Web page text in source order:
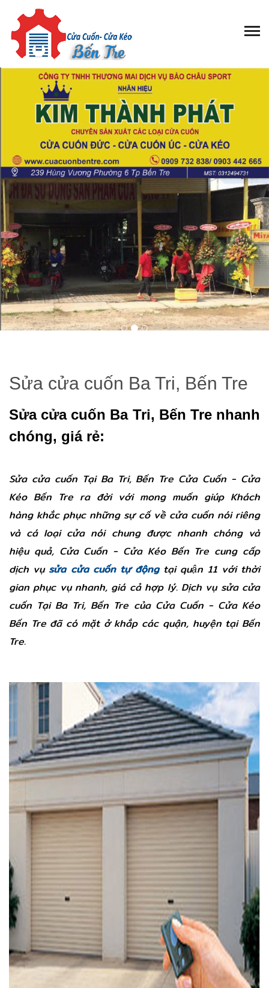
Sửa cửa cuốn Ba Tri, Bến Tre
Sửa cửa cuốn Ba Tri, Bến Tre nhanh
chóng, giá rẻ:
Sửa cửa cuốn Tại Ba Tri, Bến Tre Cửa Cuốn - Cửa
Kéo Bến Tre ra đời với mong muốn giúp Khách
hàng khắc phục những sự cố về cửa cuốn nói riêng
và cá loại cửa nói chung được nhanh chóng và
hiệu quả, Cửa Cuốn - Cửa Kéo Bến Tre cung cấp
dịch vụ sửa cửa cuốn tự độngtại quận 11 với thời
gian phục vụ nhanh, giá cả hợp lý. Dịch vụ sửa cửa
cuốn Tại Ba Tri, Bến Tre của Cửa Cuốn - Cửa Kéo
Bến Tre đã có mặt ở khắp các quận, huyện tại Bến
Tre.